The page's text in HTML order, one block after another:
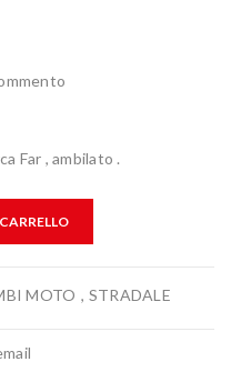
Far , ambilato .
MOTO , STRADALE